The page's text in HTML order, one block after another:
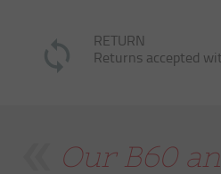
RETURN
Returns accepted
Our B60